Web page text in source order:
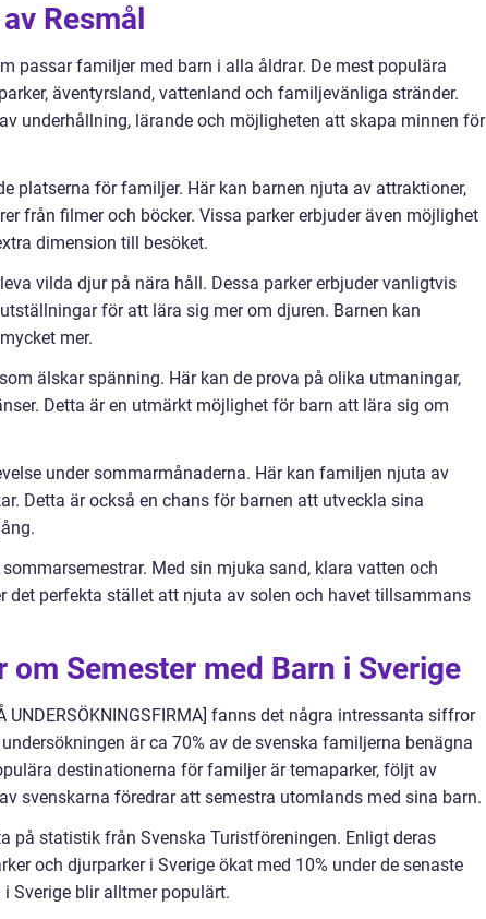
Resmål
passar familjer med barn i alla åldrar. De mest populära
äventyrsland, vattenland och familjevänliga stränder.
underhållning, lärande och möjligheten att skapa minnen för
platserna för familjer. Här kan barnen njuta av attraktioner,
från filmer och böcker. Vissa parker erbjuder även möjlighet
dimension till besöket.
vilda djur på nära håll. Dessa parker erbjuder vanligtvis
för att lära sig mer om djuren. Barnen kan
mer.
älskar spänning. Här kan de prova på olika utmaningar,
Detta är en utmärkt möjlighet för barn att lära sig om
under sommarmånaderna. Här kan familjen njuta av
Detta är också en chans för barnen att utveckla sina
Med sin mjuka sand, klara vatten och
det perfekta stället att njuta av solen och havet tillsammans
Semester med Barn i Sverige
fanns det några intressanta siffror
är ca 70% av de svenska familjerna benägna
destinationerna för familjer är temaparker, följt av
svenskarna föredrar att semestra utomlands med sina barn.
på statistik från Svenska Turistföreningen. Enligt deras
och djurparker i Sverige ökat med 10% under de senaste
Sverige blir alltmer populärt.